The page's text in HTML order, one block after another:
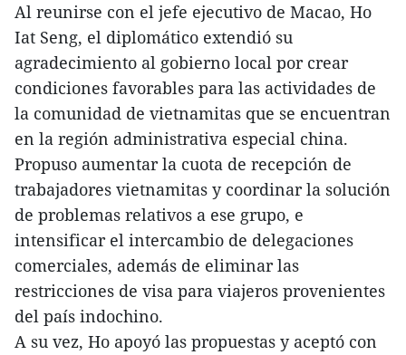
Al reunirse con el jefe ejecutivo de Macao, Ho
Iat Seng, el diplomático extendió su
agradecimiento al gobierno local por crear
condiciones favorables para las actividades de
la comunidad de vietnamitas que se encuentran
en la región administrativa especial china.
Propuso aumentar la cuota de recepción de
trabajadores vietnamitas y coordinar la solución
de problemas relativos a ese grupo, e
intensificar el intercambio de delegaciones
comerciales, además de eliminar las
restricciones de visa para viajeros provenientes
del país indochino.
A su vez, Ho apoyó las propuestas y aceptó con